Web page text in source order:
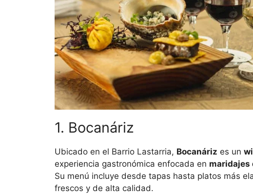
1. Bocanáriz
Ubicado en el Barrio Lastarria, Bocanáriz es un
experiencia gastronómica enfocada en maridajes
Su menú incluye desde tapas hasta platos más
frescos y de alta calidad.